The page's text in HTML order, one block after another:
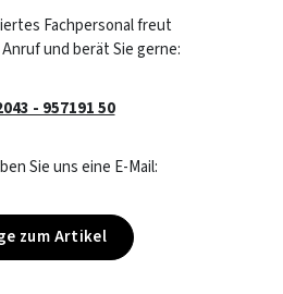
Fachpersonal freut
und berät Sie gerne:
- 957191 50
Sie uns eine E-Mail:
zum Artikel